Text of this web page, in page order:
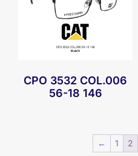
CPO 3532 COL.006
56-18 146
← 1 2